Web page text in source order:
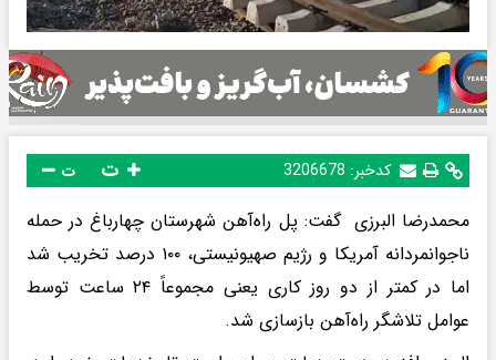
کدخبر: 3206678 ت
محمدرضا البرزی گفت: پل راه‌آهن شهرستان چهارباغ در حمله
ناجوانمردانه آمریکا و رژیم صهیونیستی، ۱۰۰ درصد تخریب شد
اما در کمتر از دو روز کاری یعنی مجموعاً ۲۴ ساعت توسط
عوامل تلاشگر راه‌آهن بازسازی شد.